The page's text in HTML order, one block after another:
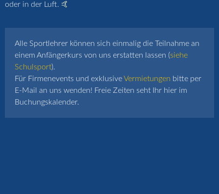
oder in der Luft. 🤙
Alle Sportlehrer können sich einmalig die Teilnahme an
einem Anfängerkurs von uns erstatten lassen (siehe
Schulsport).
Für Firmenevents und exklusiveVermietungen bitte per
E-Mail an uns wenden! Freie Zeiten seht Ihr hier im
Buchungskalender.